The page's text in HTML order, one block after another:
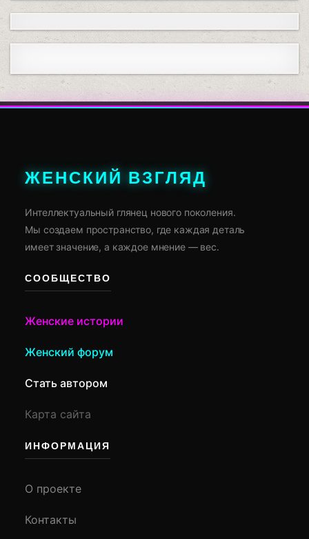
ЖЕНСКИЙ ВЗГЛЯД
Интеллектуальный глянец нового поколения.
Мы создаем пространство, где каждая деталь
имеет значение, а каждое мнение — вес.
СООБЩЕСТВО
Женские истории
Женский форум
Стать автором
Карта сайта
ИНФОРМАЦИЯ
О проекте
Контакты